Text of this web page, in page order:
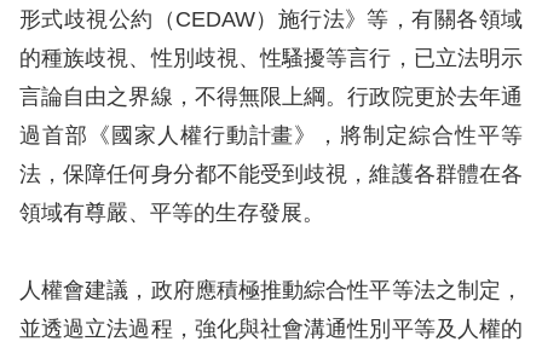
務
核
心
人
權
公
陳
情
形式歧視公約（CEDAW）施行法》等，有關各領域
的種族歧視、性別歧視、性騷擾等言行，已立法明示
言論自由之界線，不得無限上綱。行政院更於去年通
過首部《國家人權行動計畫》，將制定綜合性平等
法，保障任何身分都不能受到歧視，維護各群體在各
領域有尊嚴、平等的生存發展。
人權會建議，政府應積極推動綜合性平等法之制定，
並透過立法過程，強化與社會溝通性別平等及人權的